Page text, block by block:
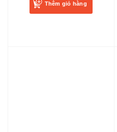
Thêm giỏ hàng